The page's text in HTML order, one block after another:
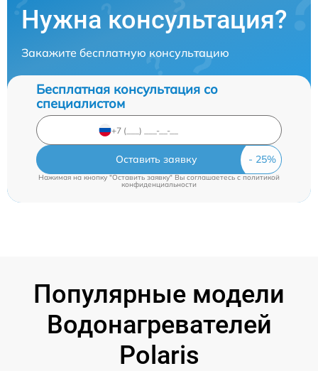
Нужна консультация?
Закажите бесплатную консультацию
Бесплатная консультация со
специалистом
Оставить заявку
Нажимая на кнопку "Оставить заявку" Вы соглашаетесь cполитикой
конфиденциальности
Популярные модели
Водонагревателей
Polaris